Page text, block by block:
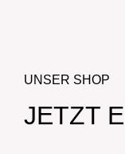
UNSER SHOP
JETZT